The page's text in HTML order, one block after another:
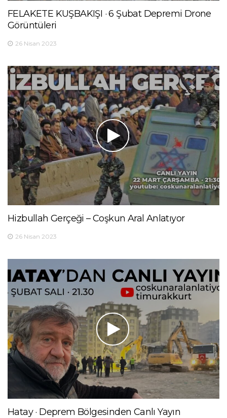
FELAKETE KUŞBAKIŞI · 6 Şubat Depremi Drone
Görüntüleri
26 Nisan 2023
Hizbullah Gerçeği – Coşkun Aral Anlatıyor
26 Nisan 2023
Hatay · Deprem Bölgesinden Canlı Yayın